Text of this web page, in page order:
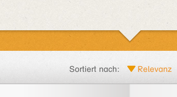
Sortiert nach: